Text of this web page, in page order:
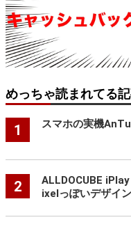
めっちゃ読まれてる
1 スマホの実機
2
ALLDOCUBE
ixelっぽいデザイ